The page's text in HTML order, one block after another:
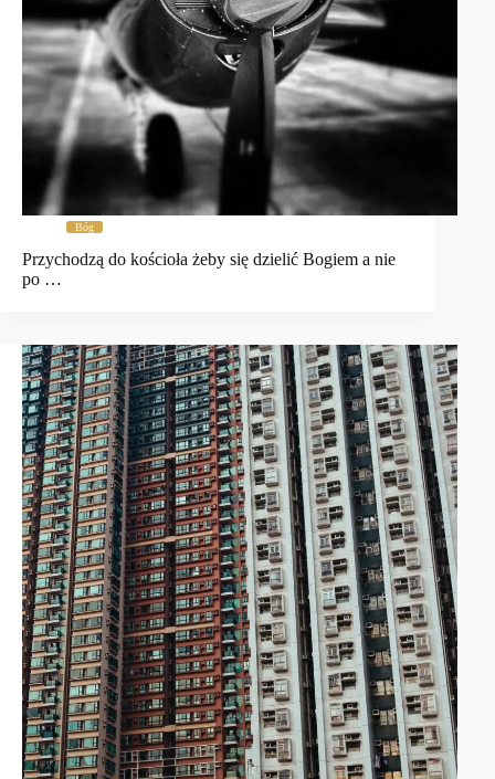
Bóg
Przychodzą do kościoła żeby się dzielić Bogiem a nie
po …